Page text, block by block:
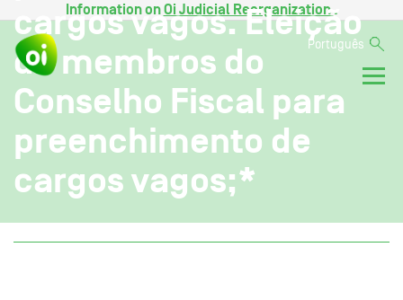
Information onOi Judicial Reorganization .
Português
cargos vagos. Eleição
de membros do
Conselho Fiscal para
preenchimento de
cargos vagos;*